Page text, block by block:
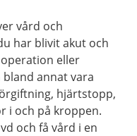
vård och
har blivit akut och
eller
bland annat vara
hjärtstopp,
i och på kroppen.
och få vård i en